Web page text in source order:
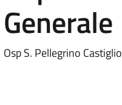
Generale
Osp S. Pellegrino